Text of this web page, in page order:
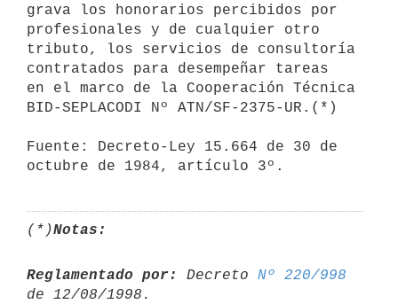
grava los honorarios percibidos por
profesionales y de cualquier otro
tributo, los servicios de consultoría
contratados para desempeñar tareas
en el marco de la Cooperación Técnica
BID-SEPLACODI Nº ATN/SF-2375-UR.(*)
Fuente: Decreto-Ley 15.664 de 30 de
octubre de 1984, artículo 3º.
(*)Notas:
Reglamentado por: Decreto Nº 220/998